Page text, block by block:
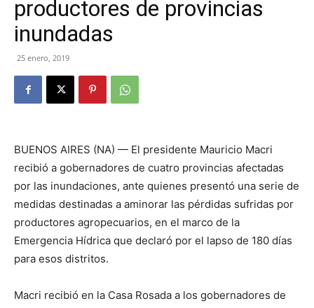
productores de provincias
inundadas
25 enero, 2019
BUENOS AIRES (NA) — El presidente Mauricio Macri
recibió a gobernadores de cuatro provincias afectadas
por las inundaciones, ante quienes presentó una serie de
medidas destinadas a aminorar las pérdidas sufridas por
productores agropecuarios, en el marco de la
Emergencia Hídrica que declaró por el lapso de 180 días
para esos distritos.
Macri recibió en la Casa Rosada a los gobernadores de